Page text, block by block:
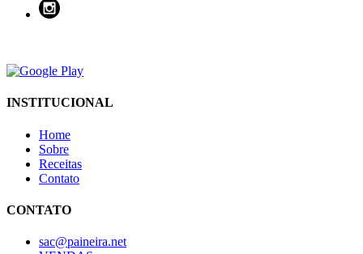
INSTITUCIONAL
Home
Sobre
Receitas
Contato
CONTATO
sac@paineira.net